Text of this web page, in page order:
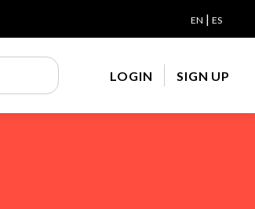
EN | ES
LOGIN SIGN UP